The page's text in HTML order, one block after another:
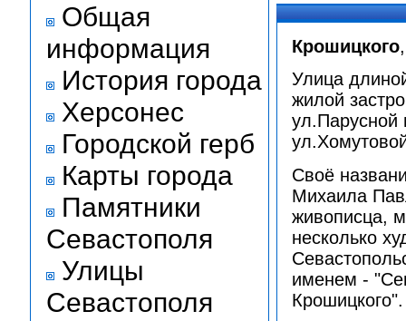
Общая
информация
История города
Херсонес
Городской герб
Карты города
Памятники
Севастополя
Улицы
Севастополя
Крошицкого
Улица
жилой
ул.Парусной
Своё
Михаила
живописца,
несколько
именем -
Крошицкого".